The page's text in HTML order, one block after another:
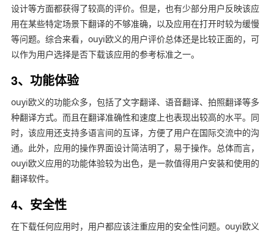
设计等方面都获得了较高的评价。但是，也有少部分用户反映该应
用在某些特定场景下翻译的不够准确，以及应用在打开时较为缓慢
等问题。综合来看，ouyi欧义的用户评价总体还是比较正面的，可
以作为用户选择是否下载该应用的参考标准之一。
3、功能体验
ouyi欧义的功能众多，包括了文字翻译、语音翻译、拍照翻译等多
种翻译方式。而且在翻译准确性和速度上也表现出较高的水平。同
时，该应用还支持多语言间的互译，方便了用户在国际交流中的沟
通。此外，应用的操作界面设计简洁明了，易于操作。总体而言，
ouyi欧义应用的功能体验较为出色，是一款值得用户安装和使用的
翻译软件。
4、安全性
在下载任何应用时，用户都应该注重应用的安全性问题。ouyi欧义